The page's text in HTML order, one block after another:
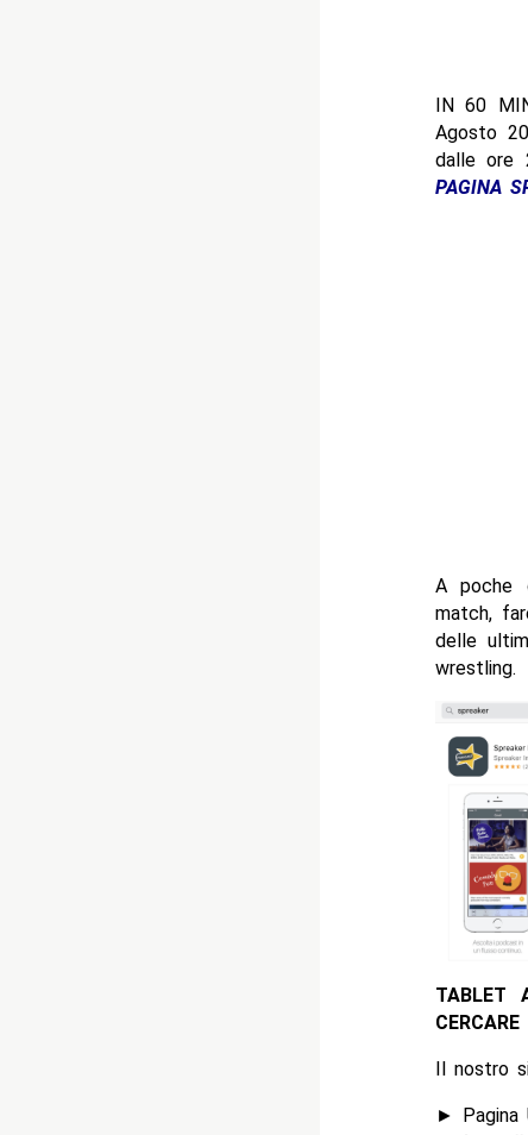
IN 60
Agosto
dalle ore
PAGINA
A poche
match,
delle
wrestling.
TABLET
Il nostro
► Pagina